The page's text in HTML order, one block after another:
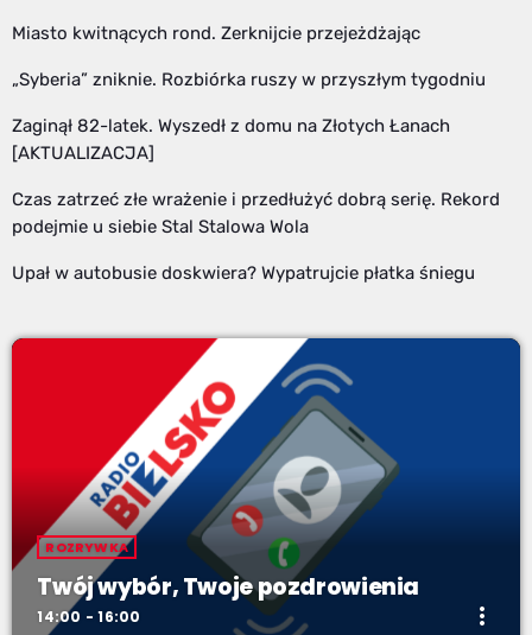
Miasto kwitnących rond. Zerknijcie przejeżdżając
„Syberia” zniknie. Rozbiórka ruszy w przyszłym tygodniu
Zaginął 82-latek. Wyszedł z domu na Złotych Łanach
[AKTUALIZACJA]
Czas zatrzeć złe wrażenie i przedłużyć dobrą serię. Rekord
podejmie u siebie Stal Stalowa Wola
Upał w autobusie doskwiera? Wypatrujcie płatka śniegu
ROZRYWKA
Twój wybór, Twoje pozdrowienia
14:00 - 16:00 more_vert